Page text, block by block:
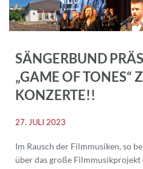
SÄNGERBUND
„GAME OF TONES“
KONZERTE!!
27. JULI 2023
Im Rausch der Filmmusiken, so
über das große Filmmusikprojekt